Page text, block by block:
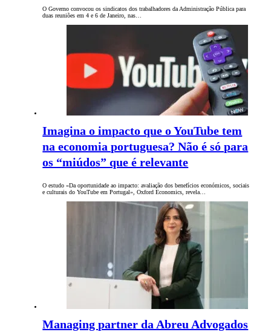
O Governo convocou os sindicatos dos trabalhadores da Administração Pública para
duas reuniões em 4 e 6 de Janeiro, nas…
Imagina o impacto que o YouTube tem
na economia portuguesa? Não é só para
os “miúdos” que é relevante
O estudo «Da oportunidade ao impacto: avaliação dos benefícios económicos, sociais
e culturais do YouTube em Portugal», Oxford Economics, revela…
Managing partner da Abreu Advogados